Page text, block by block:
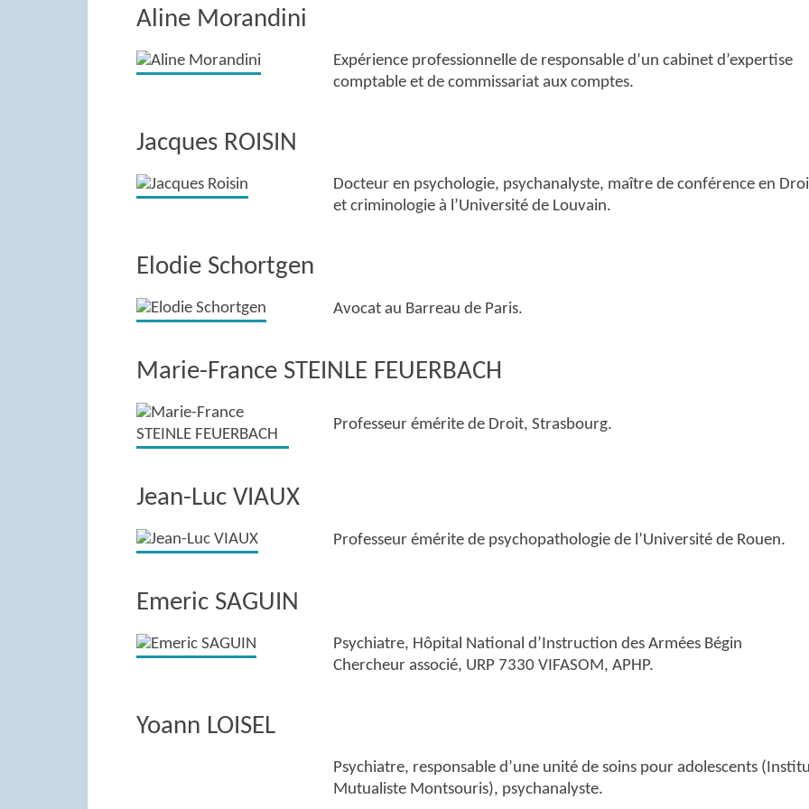
Aline Morandini
Expérience professionnelle de responsable d’un cabinet d’expertise
comptable et de commissariat aux comptes.
Jacques ROISIN
Docteur en psychologie, psychanalyste, maître de conférence en
et criminologie à l’Université de Louvain.
Elodie Schortgen
Avocat au Barreau de Paris.
Marie-France STEINLE FEUERBACH
Professeur émérite de Droit, Strasbourg.
Jean-Luc VIAUX
Professeur émérite de psychopathologie de l’Université de Rouen.
Emeric SAGUIN
Psychiatre, Hôpital National d’Instruction des Armées Bégin
Chercheur associé, URP 7330 VIFASOM, APHP.
Yoann LOISEL
Psychiatre, responsable d’une unité de soins pour adolescents
Mutualiste Montsouris), psychanalyste.